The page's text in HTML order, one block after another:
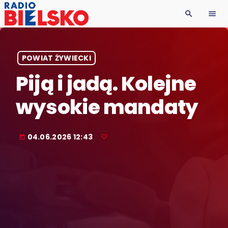
search menu
POWIAT ŻYWIECKI
Piją i jadą. Kolejne
wysokie mandaty
today 04.06.2026 12:43